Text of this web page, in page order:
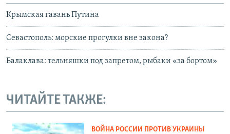
Крымская гавань Путина
Севастополь: морские прогулки вне закона?
Балаклава: тельняшки под запретом, рыбаки «за бортом»
ЧИТАЙТЕ ТАКЖЕ:
ВОЙНА РОССИИ ПРОТИВ УКРАИНЫ